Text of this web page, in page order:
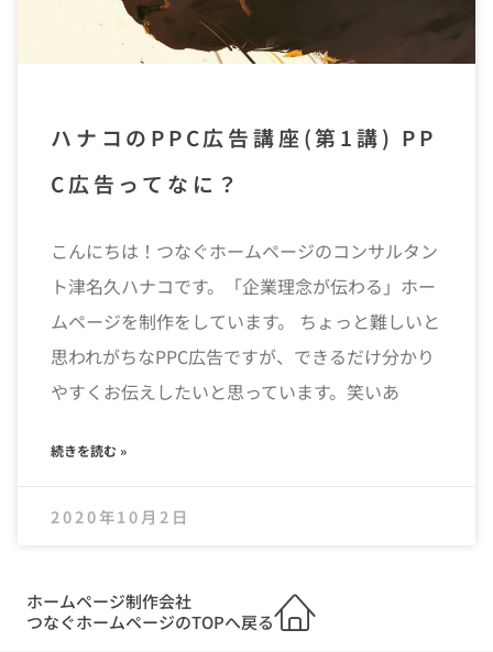
ハナコのPPC広告講座(第1講) PP
C広告ってなに？
こんにちは！つなぐホームページのコンサルタン
ト津名久ハナコです。「企業理念が伝わる」ホー
ムページを制作をしています。 ちょっと難しいと
思われがちなPPC広告ですが、できるだけ分かり
やすくお伝えしたいと思っています。笑いあ
続きを読む »
2020年10月2日
ホームページ制作会社
つなぐホームページのTOPへ戻る